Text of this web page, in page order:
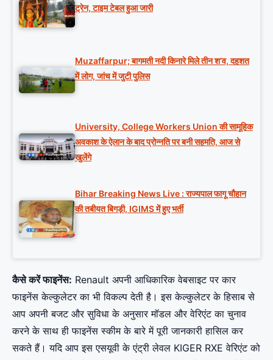
ट्रेन, टाइम टेबल हुआ जारी
Muzaffarpur; बागमती नदी किनारे मिले तीन श’व, दहशत
में लोग, जांच में जुटी पुलिस
University, College Workers Union की सामूहिक
अवकाश के ऐलान के बाद प्रोन्नति पर बनी सहमति, आज से
खुलेंगे
Bihar Breaking News Live : राज्यपाल फागू चौहान
की तबीयत बिगड़ी, IGIMS में हुए भर्ती
कैसे करें फाइनेंस: Renault अपनी आधिकारिक वेबसाइट पर कार
फाइनेंस केल्कुलेटर का भी विकल्प देती है। इस केल्कुलेटर के हिसाब से
आप अपनी बजट और सुविधा के अनुसार मॉडल और वेरिएंट का चुनाव
करने के साथ ही फाइनेंस स्कीम के बारे में पूरी जानकारी हासिल कर
सकते हैं। यदि आप इस एसयूवी के एंट्री लेवल KIGER RXE वेरिएंट को